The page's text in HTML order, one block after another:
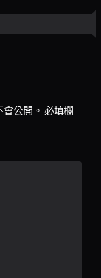
公開。 必填欄